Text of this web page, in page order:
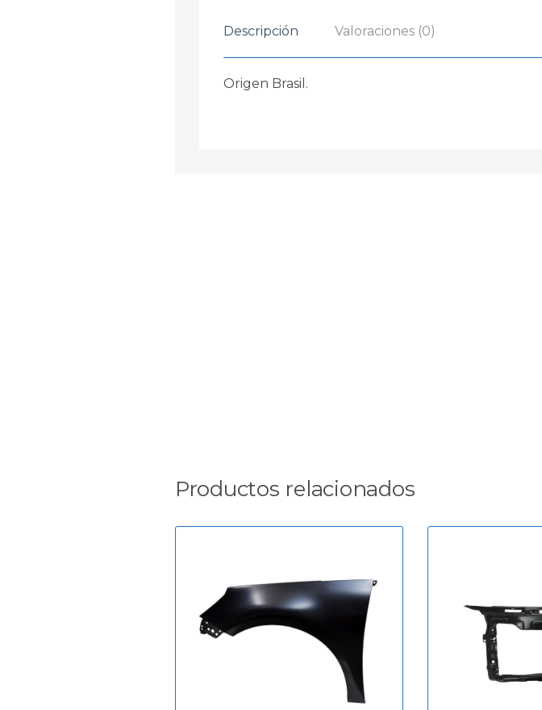
Descripción Valoraciones (0)
Origen Brasil.
Productos relacionados